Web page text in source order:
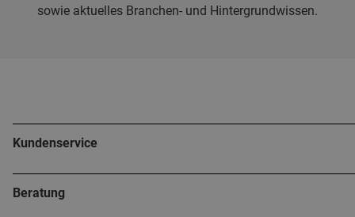
sowie aktuelles Branchen- und Hintergrundwissen.
Kundenservice
Beratung